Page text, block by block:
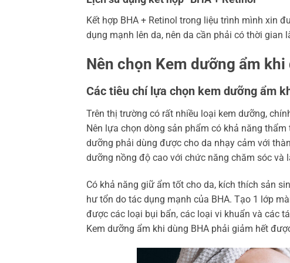
Kết hợp BHA + Retinol trong liệu trình mình xin
dụng mạnh lên da, nên da cần phải có thời gian
Nên chọn Kem dưỡng ẩm
Các tiêu chí lựa chọn kem dưỡng ẩm
Trên thị trường có rất nhiều loại kem dưỡng,
Nên lựa chọn dòng sản phẩm có khả năng
dưỡng phải dùng được cho da nhạy cảm với
dưỡng nồng độ cao với chức năng chăm sóc và
Có khả năng giữ ẩm tốt cho da, kích thích sản
hư tổn do tác dụng mạnh của BHA. Tạo 1 lớp
được các loại bụi bẩn, các loại vi khuẩn và các
Kem dưỡng ẩm khi dùng BHA phải giảm hết